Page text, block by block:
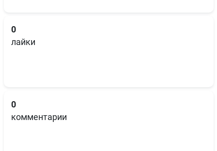
0
лайки
0
комментарии